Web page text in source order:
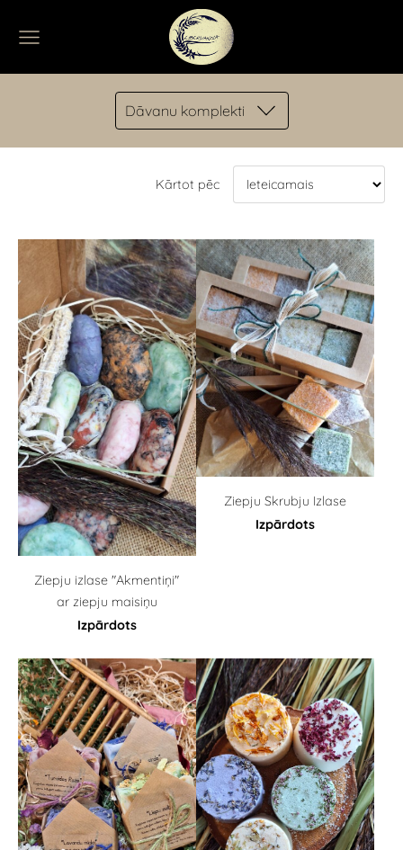
Dāvanu komplekti
Kārtot pēc
Ziepju izlase "Akmentiņi"
ar ziepju maisiņu
Izpārdots
Ziepju Skrubju Izlase
Izpārdots